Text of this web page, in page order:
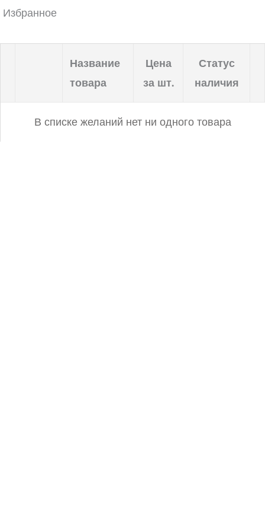
Избранное
Название
товара
Цена
за шт.
Статус
наличия
В списке желаний нет ни одного товара